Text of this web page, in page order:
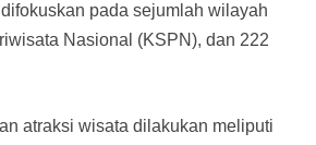
pada sejumlah wilayah
Nasional (KSPN), dan 222
atraksi wisata dilakukan meliputi